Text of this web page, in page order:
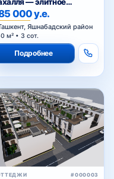
— элитное
000 у.е.
Яшнабадский район
м² • 3 сот.
Подробнее
#000003